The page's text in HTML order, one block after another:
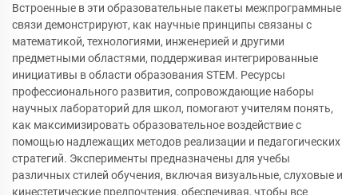
Встроенные в эти образовательные пакеты межпрограммные
связи демонстрируют, как научные принципы связаны с
математикой, технологиями, инженерией и другими
предметными областями, поддерживая интегрированные
инициативы в области образования STEM. Ресурсы
профессионального развития, сопровождающие наборы
научных лабораторий для школ, помогают учителям понять,
как максимизировать образовательное воздействие с
помощью надлежащих методов реализации и педагогических
стратегий. Эксперименты предназначены для учебы
различных стилей обучения, включая визуальные, слуховые и
кинестетические предпочтения, обеспечивая, чтобы все